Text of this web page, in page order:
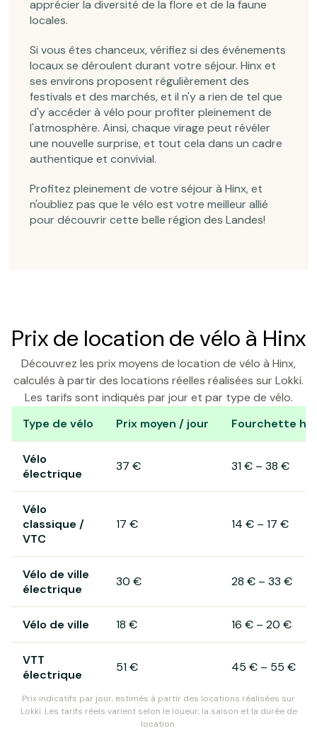
apprécier la diversité de la flore et de la faune
locales.
Si vous êtes chanceux, vérifiez si des événements
locaux se déroulent durant votre séjour. Hinx et
ses environs proposent régulièrement des
festivals et des marchés, et il n'y a rien de tel que
d'y accéder à vélo pour profiter pleinement de
l'atmosphère. Ainsi, chaque virage peut révéler
une nouvelle surprise, et tout cela dans un cadre
authentique et convivial.
Profitez pleinement de votre séjour à Hinx, et
n'oubliez pas que le vélo est votre meilleur allié
pour découvrir cette belle région des Landes!
Prix de location de vélo à Hinx
Découvrez les prix moyens de location de vélo à Hinx,
calculés à partir des locations réelles réalisées sur Lokki.
Les tarifs sont indiqués par jour et par type de vélo.
Type de vélo Prix moyen / jour Fourchette
Vélo
électrique
37 € 31 € – 38 €
Vélo
classique /
VTC
17 € 14 € – 17 €
Vélo de ville
électrique
30 € 28 € – 33 €
Vélo de ville 18 € 16 € – 20 €
VTT
électrique
51 € 45 € – 55 €
Prix indicatifs par jour, estimés à partir des locations réalisées sur
Lokki. Les tarifs réels varient selon le loueur, la saison et la durée de
location.